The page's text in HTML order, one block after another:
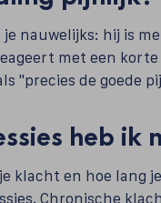
je nauwelijks: hij is
met een
"precies de goede
heb ik
klacht en hoe lang
Chronische